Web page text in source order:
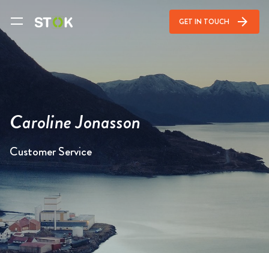
GET IN TOUCH arrow_forward
Caroline Jonasson
Customer Service